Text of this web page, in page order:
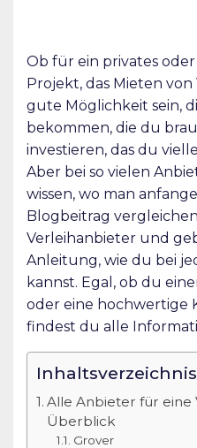
Ob für ein privates
Projekt, das Mieten
gute Möglichkeit sein,
bekommen, die du
investieren, das du
Aber bei so vielen
wissen, wo man
Blogbeitrag
Verleihanbieter und
Anleitung, wie du bei
kannst. Egal, ob du
oder eine hochwertige
findest du alle
Inhaltsverzeichnis
Alle Anbieter für eine
Überblick
Grover